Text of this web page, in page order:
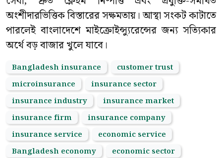
অংশীদারভিত্তিক বিস্তারের সক্ষমতায়। আস্থা সংকট কাটাতে
পারলেই বাংলাদেশে মাইক্রোইন্স্যুরেন্সের জন্য সত্যিকার
অর্থে বড় বাজার খুলে যাবে।
Bangladesh insurance
customer trust
microinsurance
insurance sector
insurance industry
insurance market
insurance firm
insurance company
insurance service
economic service
Bangladesh economy
economic sector